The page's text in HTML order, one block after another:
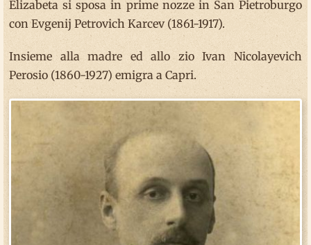
Elizabeta si sposa in prime nozze in San Pietroburgo
con Evgenij Petrovich Karcev (1861-1917).
Insieme alla madre ed allo zio Ivan Nicolayevich
Perosio (1860-1927) emigra a Capri.